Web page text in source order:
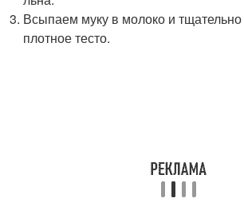
Всыпаем муку в молоко и
плотное тесто.